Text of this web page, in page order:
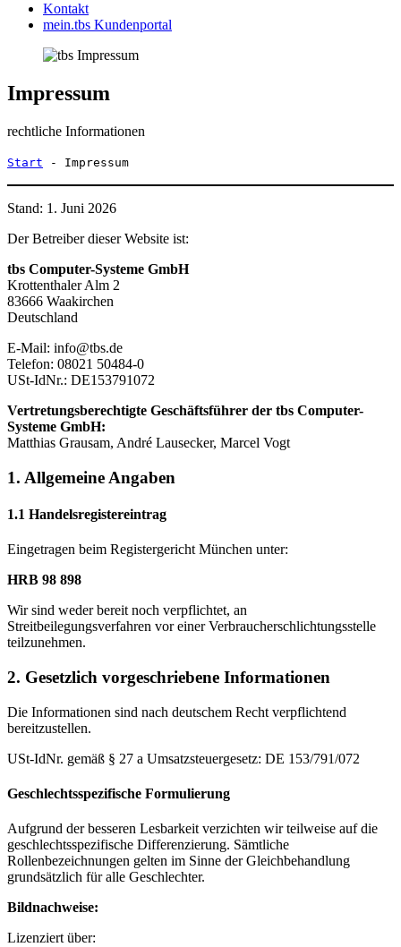
Kontakt
mein.tbs Kundenportal
Impressum
rechtliche Informationen
Start - Impressum
Stand: 1. Juni 2026
Der Betreiber dieser Website ist:
tbs Computer-Systeme GmbH
Krottenthaler Alm 2
83666 Waakirchen
Deutschland
E-Mail: info@tbs.de
Telefon: 08021 50484-0
USt-IdNr.: DE153791072
Vertretungsberechtigte Geschäftsführer der tbs Computer-
Systeme GmbH:
Matthias Grausam, André Lausecker, Marcel Vogt
1. Allgemeine Angaben
1.1 Handelsregistereintrag
Eingetragen beim Registergericht München unter:
HRB 98 898
Wir sind weder bereit noch verpflichtet, an
Streitbeilegungsverfahren vor einer Verbraucherschlichtungsstelle
teilzunehmen.
2. Gesetzlich vorgeschriebene Informationen
Die Informationen sind nach deutschem Recht verpflichtend
bereitzustellen.
USt-IdNr. gemäß § 27 a Umsatzsteuergesetz: DE 153/791/072
Geschlechtsspezifische Formulierung
Aufgrund der besseren Lesbarkeit verzichten wir teilweise auf die
geschlechtsspezifische Differenzierung. Sämtliche
Rollenbezeichnungen gelten im Sinne der Gleichbehandlung
grundsätzlich für alle Geschlechter.
Bildnachweise:
Lizenziert über: